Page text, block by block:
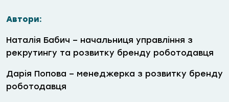
Автори:
Наталія Бабич – начальниця управління з
рекрутингу та розвитку бренду роботодавця
Дарія Попова – менеджерка з розвитку бренду
роботодавця